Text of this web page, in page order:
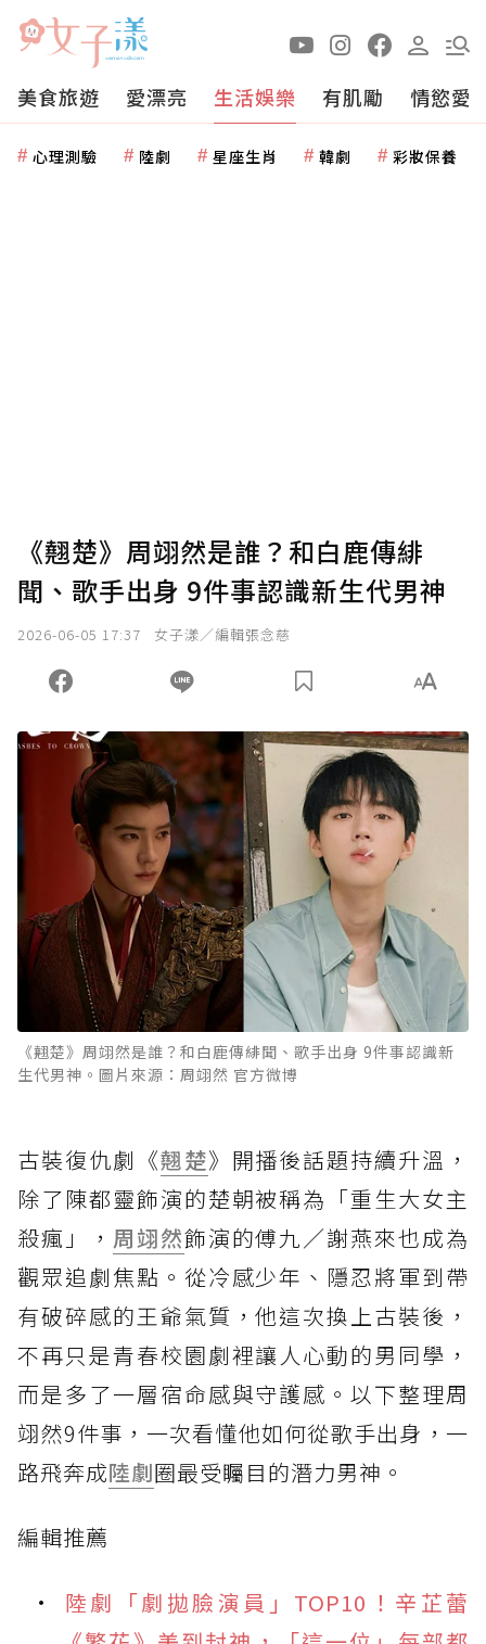
美食旅遊 愛漂亮 生活娛樂 有肌勵 情慾愛
心理測驗 陸劇 星座生肖 韓劇 彩妝保養
《翹楚》周翊然是誰？和白鹿傳緋
聞、歌手出身 9件事認識新生代男神
2026-06-05 17:37 女子漾／編輯張念慈
《翹楚》周翊然是誰？和白鹿傳緋聞、歌手出身 9件事認識新
生代男神。圖片來源：周翊然 官方微博
古裝復仇劇《翹楚》開播後話題持續升溫，
除了陳都靈飾演的楚朝被稱為「重生大女主
殺瘋」， 周翊然飾演的傅九／謝燕來也成為
觀眾追劇焦點。從冷感少年、隱忍將軍到帶
有破碎感的王爺氣質，他這次換上古裝後，
不再只是青春校園劇裡讓人心動的男同學，
而是多了一層宿命感與守護感。以下整理周
翊然9件事，一次看懂他如何從歌手出身，一
路飛奔成陸劇圈最受矚目的潛力男神。
編輯推薦
陸劇「劇拋臉演員」TOP10！辛芷蕾